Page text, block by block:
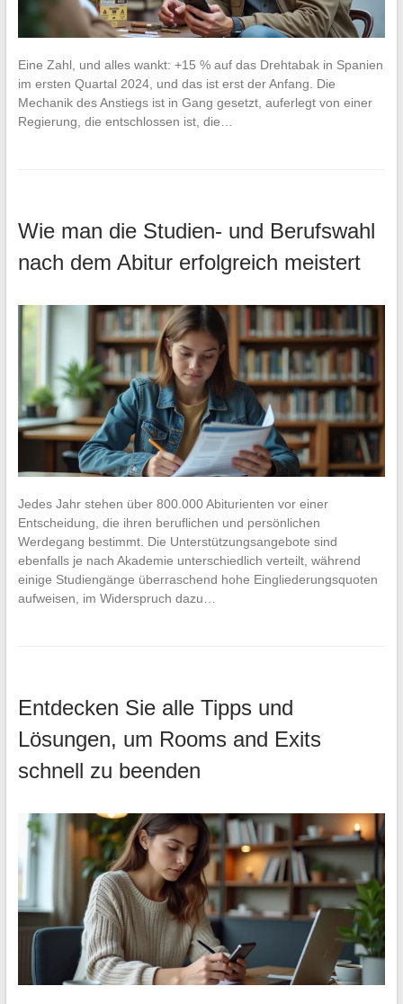
Eine Zahl, und alles wankt: +15 % auf das Drehtabak in Spanien
im ersten Quartal 2024, und das ist erst der Anfang. Die
Mechanik des Anstiegs ist in Gang gesetzt, auferlegt von einer
Regierung, die entschlossen ist, die…
Wie man die Studien- und Berufswahl
nach dem Abitur erfolgreich meistert
Jedes Jahr stehen über 800.000 Abiturienten vor einer
Entscheidung, die ihren beruflichen und persönlichen
Werdegang bestimmt. Die Unterstützungsangebote sind
ebenfalls je nach Akademie unterschiedlich verteilt, während
einige Studiengänge überraschend hohe Eingliederungsquoten
aufweisen, im Widerspruch dazu…
Entdecken Sie alle Tipps und
Lösungen, um Rooms and Exits
schnell zu beenden